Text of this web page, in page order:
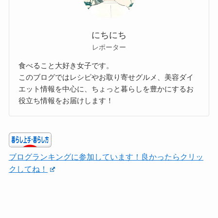
にちにち
レポーター
食べること大好き女子です。
このブログではレシピやお取り寄せグルメ、美容ダイ
エット情報を中心に、ちょっと暮らしを豊かにするお
役立ち情報をお届けします！
ブログランキングに参加しています！良かったらクリッ
クしてね！